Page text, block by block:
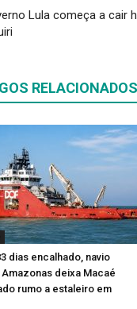
Lula começa a cair
RELACIONADOS
dias encalhado, navio
Amazonas deixa Macaé
rumo a estaleiro em